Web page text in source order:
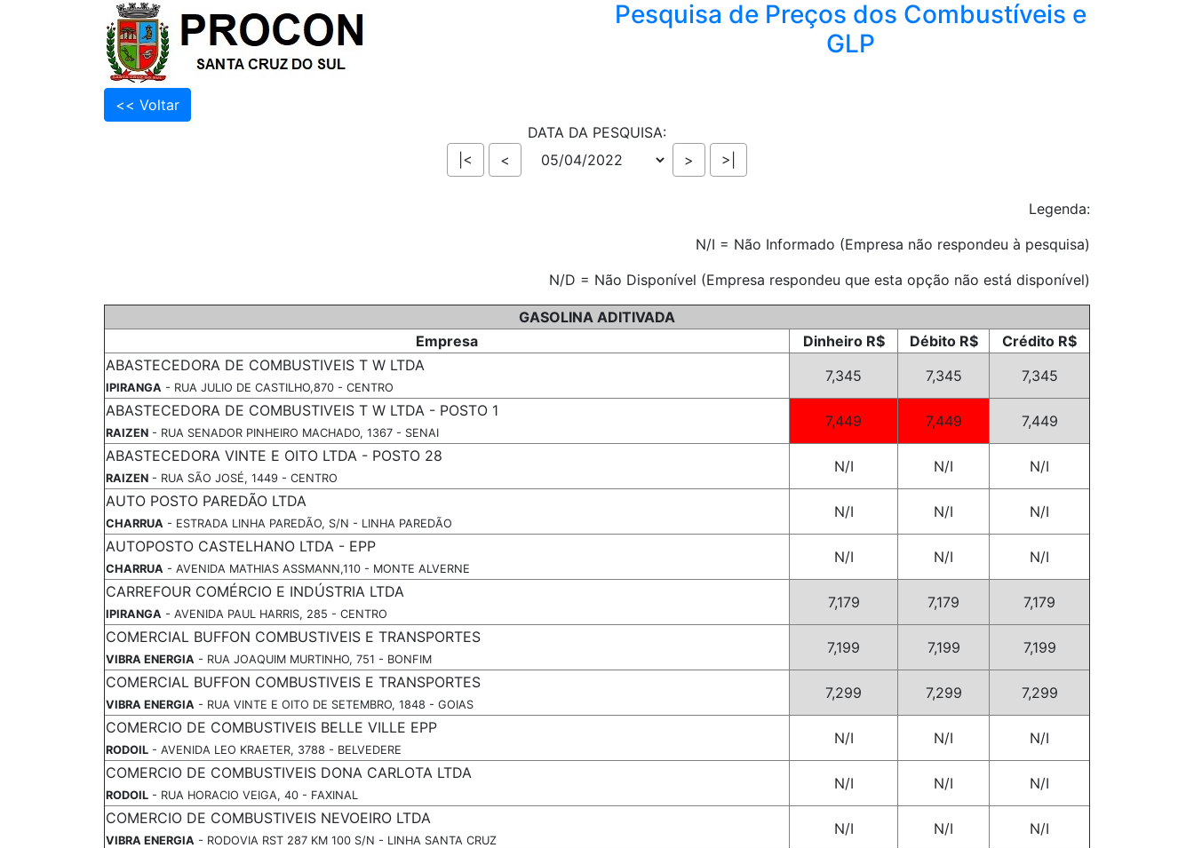
Pesquisa de Preços dos Combustíveis e
GLP
DATA DA PESQUISA:
Legenda:
N/I = Não Informado (Empresa não respondeu à pesquisa)
N/D = Não Disponível (Empresa respondeu que esta opção não está disponível)
GASOLINA ADITIVADA
Empresa
Dinheiro R$ Débito R$
Crédito R$
ABASTECEDORA DE COMBUSTIVEIS T W LTDA
IPIRANGA - RUA JULIO DE CASTILHO,870 - CENTRO
7,345 7,345
7,345
ABASTECEDORA DE COMBUSTIVEIS T W LTDA - POSTO 1
RAIZEN - RUA SENADOR PINHEIRO MACHADO, 1367 - SENAI
7,449 7,449
7,449
ABASTECEDORA VINTE E OITO LTDA - POSTO 28
RAIZEN - RUA SÃO JOSÉ, 1449 - CENTRO
N/I N/I
N/I
AUTO POSTO PAREDÃO LTDA
CHARRUA - ESTRADA LINHA PAREDÃO, S/N - LINHA PAREDÃO
N/I N/I
N/I
AUTOPOSTO CASTELHANO LTDA - EPP
CHARRUA - AVENIDA MATHIAS ASSMANN,110 - MONTE ALVERNE
N/I N/I
N/I
CARREFOUR COMÉRCIO E INDÚSTRIA LTDA
IPIRANGA - AVENIDA PAUL HARRIS, 285 - CENTRO
7,179 7,179
7,179
COMERCIAL BUFFON COMBUSTIVEIS E TRANSPORTES
VIBRA ENERGIA - RUA JOAQUIM MURTINHO, 751 - BONFIM
7,199 7,199
7,199
COMERCIAL BUFFON COMBUSTIVEIS E TRANSPORTES
VIBRA ENERGIA - RUA VINTE E OITO DE SETEMBRO, 1848 - GOIAS
7,299 7,299
7,299
COMERCIO DE COMBUSTIVEIS BELLE VILLE EPP
RODOIL - AVENIDA LEO KRAETER, 3788 - BELVEDERE
N/I N/I
N/I
COMERCIO DE COMBUSTIVEIS DONA CARLOTA LTDA
RODOIL - RUA HORACIO VEIGA, 40 - FAXINAL
N/I N/I
N/I
COMERCIO DE COMBUSTIVEIS NEVOEIRO LTDA
VIBRA ENERGIA - RODOVIA RST 287 KM 100 S/N - LINHA SANTA CRUZ
N/I N/I
N/I